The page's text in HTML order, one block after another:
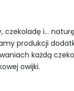
czekoladę i…
produkcji
każdą
owijki.